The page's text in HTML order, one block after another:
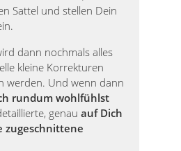
Sattel und stellen Dein
dann nochmals alles
kleine Korrekturen
werden. Und wenn dann
rundum wohlfühlst
genau auf Dich
zugeschnittene